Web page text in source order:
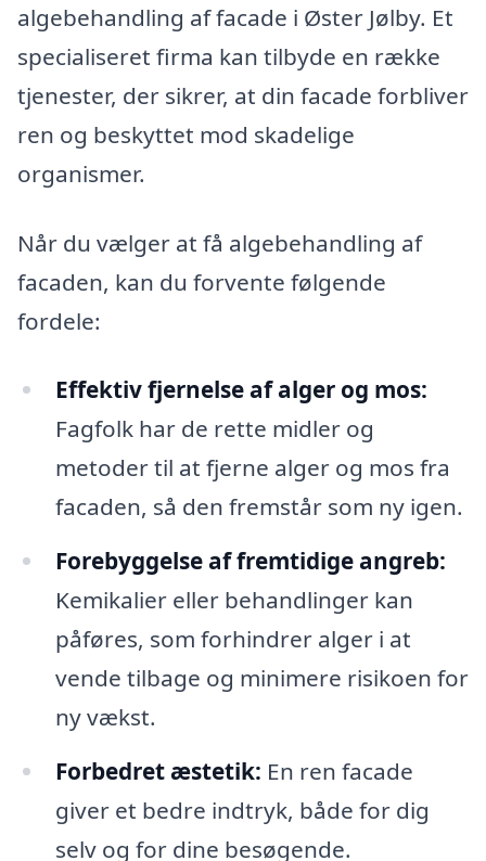
algebehandling af facade i Øster Jølby. Et
specialiseret firma kan tilbyde en række
tjenester, der sikrer, at din facade forbliver
ren og beskyttet mod skadelige
organismer.
Når du vælger at få algebehandling af
facaden, kan du forvente følgende
fordele:
Effektiv fjernelse af alger og mos:
Fagfolk har de rette midler og
metoder til at fjerne alger og mos fra
facaden, så den fremstår som ny igen.
Forebyggelse af fremtidige angreb:
Kemikalier eller behandlinger kan
påføres, som forhindrer alger i at
vende tilbage og minimere risikoen for
ny vækst.
Forbedret æstetik: En ren facade
giver et bedre indtryk, både for dig
selv og for dine besøgende.